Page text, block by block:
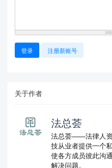
登录 注册新账号
关于作者
法总荟
法总荟——法律人
技从业者提供一个
使各方成员彼此沟
解决问题。